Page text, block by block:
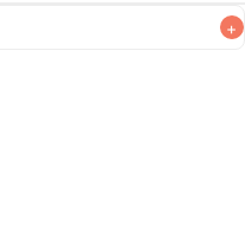
+
。なるべくお早めにお召